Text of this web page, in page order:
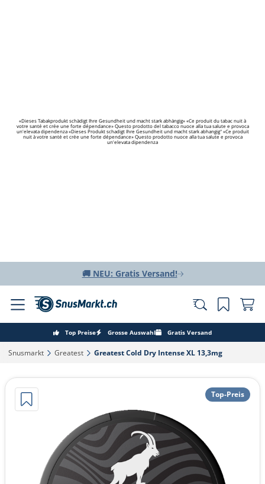
«Dieses Tabakprodukt schädigt Ihre Gesundheit und macht stark abhängig» «Ce produit du tabac nuit à
votre santé et crée une forte dépendance» Questo prodotto del tabacco nuoce alla tua salute e provoca
un'elevata dipendenza «Dieses Produkt schadigt Ihre Gesundheit und macht stark abhangig" «Ce produit
nuit à votre santé et crée une forte dépendance» Questo prodotto nuoce alla tua salute e provoca
un'elevata dipendenza
🚚 NEU: Gratis Versand!
Top Preise Grosse Auswahl Gratis Versand
Snusmarkt‎ Greatest‎ Greatest Cold Dry Intense XL 13,3mg‎
Top-Preis